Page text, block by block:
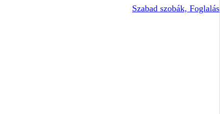
Szabad szobák, Foglalás